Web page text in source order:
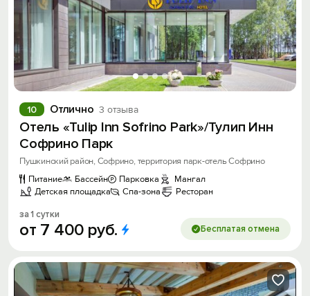
Отлично 3 отзыва
10
Отель «Tulip Inn Sofrino Park»/Тулип Инн
Софрино Парк
Пушкинский район, Софрино, территория парк-отель Софрино
Питание
Бассейн Парковка
Мангал
Детская площадка
Спа-зона Ресторан
за 1 сутки
от 7 400 руб. Бесплатая отмена